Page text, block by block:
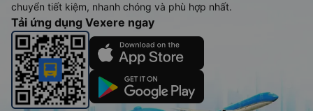
chuyển tiết kiệm, nhanh chóng và phù hợp nhất.
Tải ứng dụng Vexere ngay